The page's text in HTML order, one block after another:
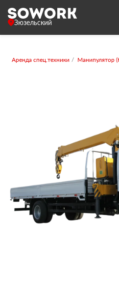
Зюзельский
Аренда спец.техники Манипулятор